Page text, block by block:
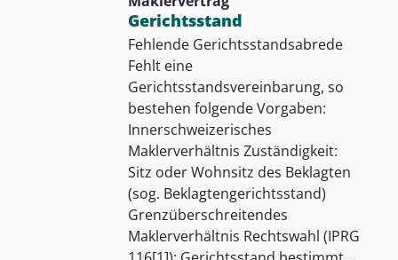
Gerichtsstand
Fehlende Gerichtsstandsabrede
Fehlt eine
Gerichtsstandsvereinbarung, so
bestehen folgende Vorgaben:
Innerschweizerisches
Maklerverhältnis Zuständigkeit:
Sitz oder Wohnsitz des Beklagten
(sog. Beklagtengerichtsstand)
Grenzüberschreitendes
Maklerverhältnis Rechtswahl (IPRG